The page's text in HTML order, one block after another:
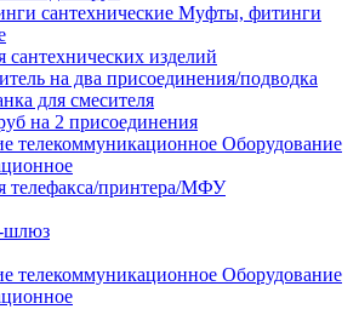
Муфты, фитинги
сантехнических изделий
на два присоединения/подводка
для смесителя
на 2 присоединения
Оборудование
телефакса/принтера/МФУ
шлюз
Оборудование